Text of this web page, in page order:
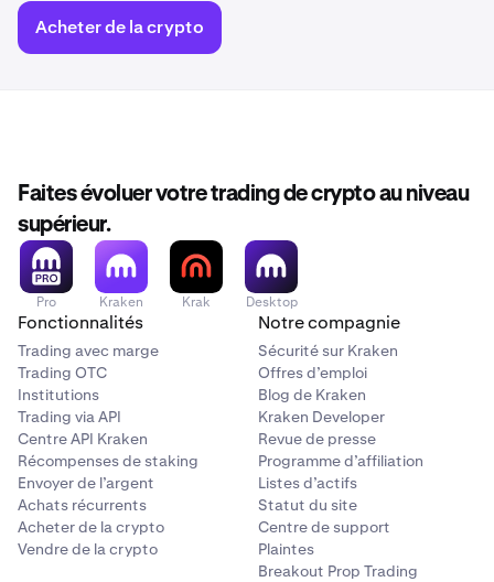
Acheter de la crypto
Faites évoluer votre trading de crypto au niveau
supérieur.
Pro Kraken Krak Desktop
Fonctionnalités
Trading avec marge
Trading OTC
Institutions
Trading via API
Centre API Kraken
Récompenses de staking
Envoyer de l’argent
Achats récurrents
Acheter de la crypto
Vendre de la crypto
Notre compagnie
Sécurité sur Kraken
Offres d’emploi
Blog de Kraken
Kraken Developer
Revue de presse
Programme d’affiliation
Listes d’actifs
Statut du site
Centre de support
Plaintes
Breakout Prop Trading